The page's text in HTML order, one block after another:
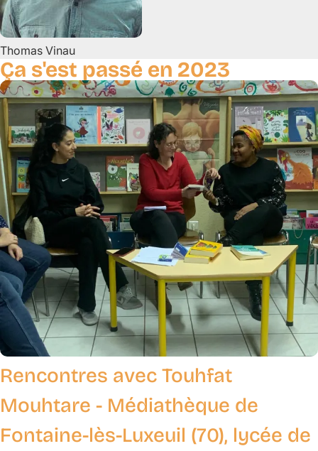
Thomas Vinau
Ça s'est passé en 2023
Rencontres avec Touhfat
Mouhtare - Médiathèque de
Fontaine-lès-Luxeuil (70), lycée de